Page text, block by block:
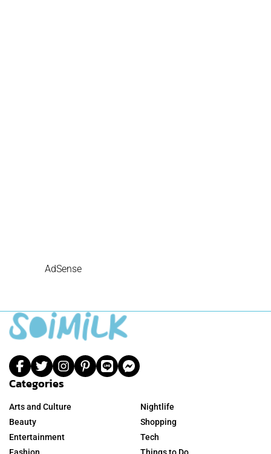
AdSense
Categories
Arts and Culture
Beauty
Entertainment
Nightlife
Shopping
Tech